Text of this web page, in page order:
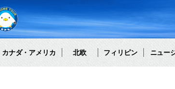
カナダ・アメリカ 北欧 フィリピン ニュー